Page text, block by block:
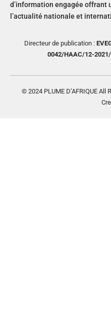
d’information engagée offrant
l’actualité nationale et
Directeur de publication :
0042/HAAC/12-
© 2024 PLUME D’AFRIQUE